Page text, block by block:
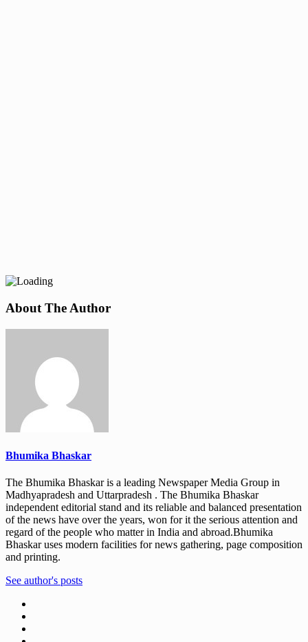
About The Author
Bhumika Bhaskar
The Bhumika Bhaskar is a leading Newspaper Media Group in
Madhyapradesh and Uttarpradesh . The Bhumika Bhaskar
independent editorial stand and its reliable and balanced presentation
of the news have over the years, won for it the serious attention and
regard of the people who matter in India and abroad.Bhumika
Bhaskar uses modern facilities for news gathering, page composition
and printing.
See author's posts